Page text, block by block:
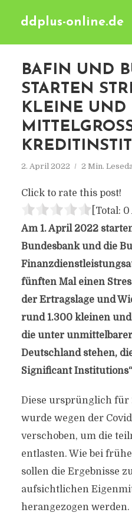
ddplus-online.de
BAFIN UND
STARTEN
KLEINE UND
2. April 2022 2 Min.
Click to rate this post!
[Total: 0
Am 1. April 2022
Bundesbank und die
fünften Mal einen
der Ertragslage und
rund 1.300 kleinen
die unter
Deutschland stehen,
Significant
Diese ursprünglich für
wurde wegen der
verschoben, um die
entlasten. Wie bei
sollen die Ergebnisse
aufsichtlichen
herangezogen